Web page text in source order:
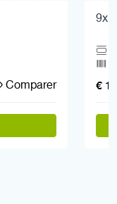
Comparer
9x
€